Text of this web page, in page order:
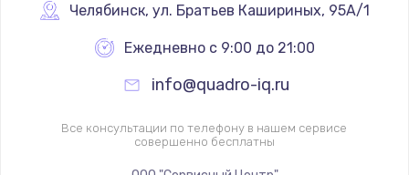
Замена реле
700 руб.
Заказать
Челябинск, ул. Братьев Кашириных, 95А/1
Ежедневно с 9:00 до 21:00
info@quadro-iq.ru
Все консультации по телефону в нашем сервисе
совершенно бесплатны